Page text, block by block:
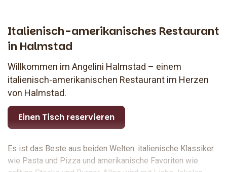
Italienisch-amerikanisches Restaurant
in Halmstad
Willkommen im Angelini Halmstad – einem
italienisch-amerikanischen Restaurant im Herzen
von Halmstad.
Einen Tisch reservieren
Es ist das Beste aus beiden Welten: italienische Klassiker
wie Pasta und Pizza und amerikanische Favoriten wie